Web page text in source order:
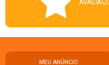
MEU ANÚNCIO